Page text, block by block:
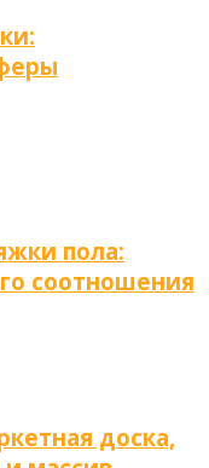
пола:
соотношения
доска,